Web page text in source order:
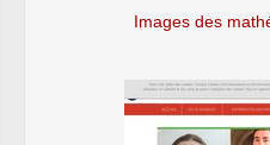
Images des